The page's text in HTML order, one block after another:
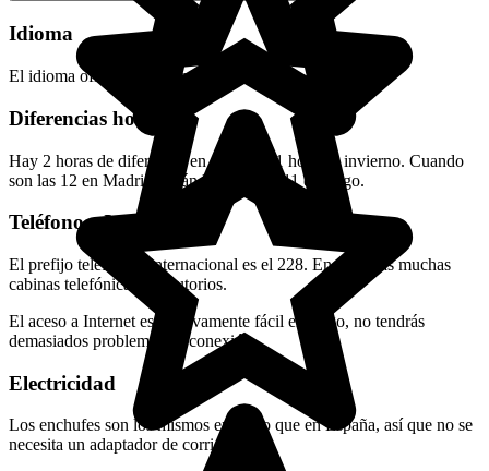
Idioma
El idioma oficial es el francés.
Diferencias horarias
Hay 2 horas de diferencia en verano y 1 hora en invierno. Cuando
son las 12 en Madrid, serán las 10 o las 11 en Togo.
Teléfono e Internet
El prefijo telefónico internacional es el 228. Encontrarás muchas
cabinas telefónicas y locutorios.
El aceso a Internet es relativamente fácil en Togo, no tendrás
demasiados problemas de conexión.
Electricidad
Los enchufes son los mismos en Togo que en España, así que no se
necesita un adaptador de corriente.